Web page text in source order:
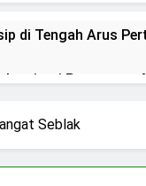
di Tengah Arus
Inspirasi Perempuan
Laki-laki
di Media Sosial
Seblak